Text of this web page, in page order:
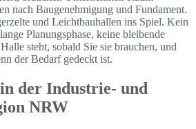
nach Baugenehmigung und Fundament.
und Leichtbauhallen ins Spiel. Kein
Planungsphase, keine bleibende
steht, sobald Sie sie brauchen, und
der Bedarf gedeckt ist.
der Industrie- und
NRW